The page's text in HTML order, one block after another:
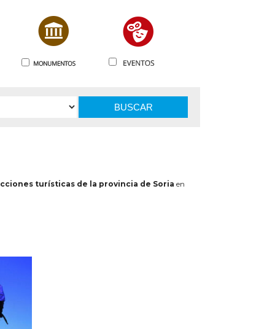
BUSCAR
turísticas de la provincia de Soria en